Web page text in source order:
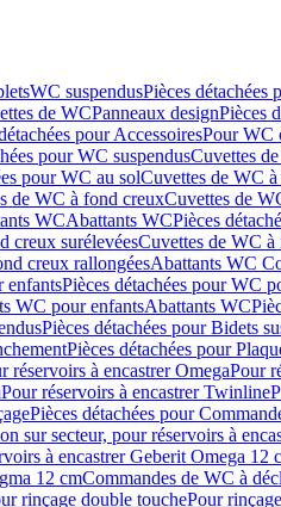
WC suspendusPièces détachées
de WCPanneaux designPièces
pour AccessoiresPour WC
pour WC suspendusCuvettes
pour WC au solCuvettes de WC
de WC à fond creuxCuvettes de
WCAbattants WCPièces
creux surélevéesCuvettes de WC à
creux rallongéesAbattants WC
enfantsPièces détachées pour WC
WC pour enfantsAbattants WC
Pièces détachées pour Bidets
Pièces détachées pour
réservoirs à encastrer OmegaPour
Pour réservoirs à encastrer Twinline
Pièces détachées pour
sur secteur, pour réservoirs à
à encastrer Geberit Omega 12
12 cmCommandes de WC à
rinçage double touchePour